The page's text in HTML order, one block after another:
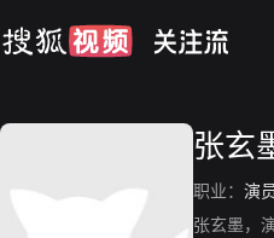
张玄
职业： 演员
张玄墨，